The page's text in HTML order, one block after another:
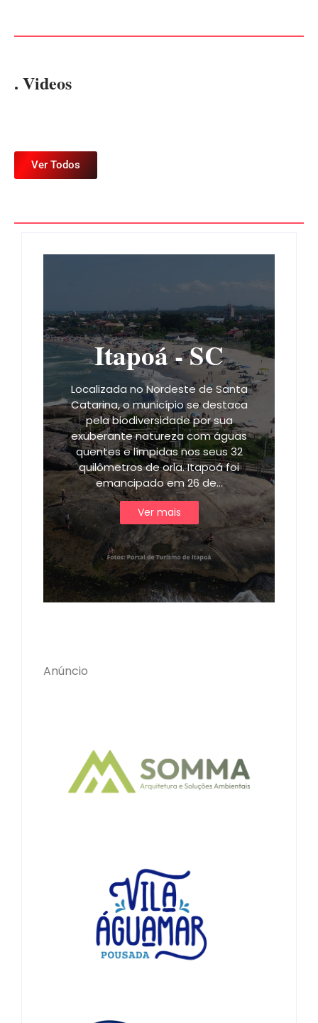
. Videos
Ver Todos
Itapoá - SC
Localizada no Nordeste de Santa
Catarina, o município se destaca
pela biodiversidade por sua
exuberante natureza com águas
quentes e límpidas nos seus 32
quilômetros de orla. Itapoá foi
emancipado em 26 de…
Ver mais
Anúncio